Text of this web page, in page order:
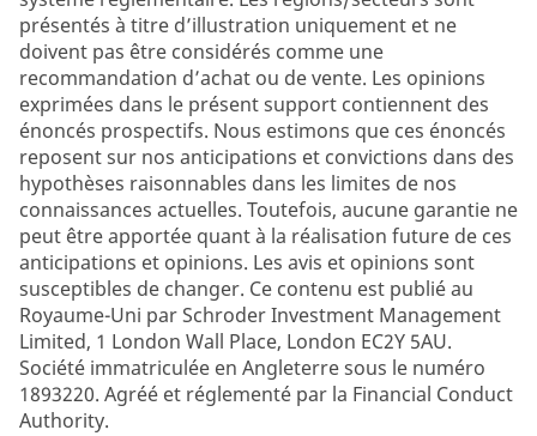
présentés à titre d’illustration uniquement et ne
doivent pas être considérés comme une
recommandation d’achat ou de vente. Les opinions
exprimées dans le présent support contiennent des
énoncés prospectifs. Nous estimons que ces énoncés
reposent sur nos anticipations et convictions dans des
hypothèses raisonnables dans les limites de nos
connaissances actuelles. Toutefois, aucune garantie ne
peut être apportée quant à la réalisation future de ces
anticipations et opinions. Les avis et opinions sont
susceptibles de changer. Ce contenu est publié au
Royaume-Uni par Schroder Investment Management
Limited, 1 London Wall Place, London EC2Y 5AU.
Société immatriculée en Angleterre sous le numéro
1893220. Agréé et réglementé par la Financial Conduct
Authority.